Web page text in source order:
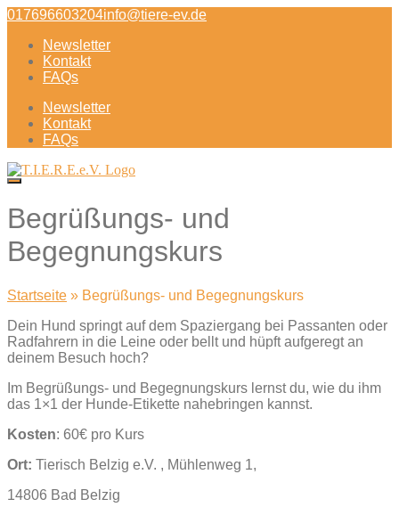
Direkt
Inhalt
017696603204info@tiere-ev.de
Newsletter
Kontakt
FAQs
Newsletter
Kontakt
FAQs
Begrüßungs- und
Begegnungskurs
Startseite » Begrüßungs- und Begegnungskurs
Dein Hund springt auf dem Spaziergang bei Passanten oder
Radfahrern in die Leine oder bellt und hüpft aufgeregt an
deinem Besuch hoch?
Im Begrüßungs- und Begegnungskurs lernst du, wie du ihm
das 1×1 der Hunde-Etikette nahebringen kannst.
Kosten: 60€ pro Kurs
Ort: Tierisch Belzig e.V. , Mühlenweg 1,
14806 Bad Belzig